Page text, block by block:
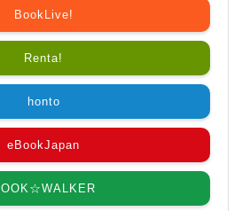
BookLive!
Renta!
honto
eBookJapan